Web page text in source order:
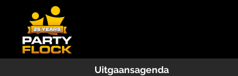
Uitgaansagenda